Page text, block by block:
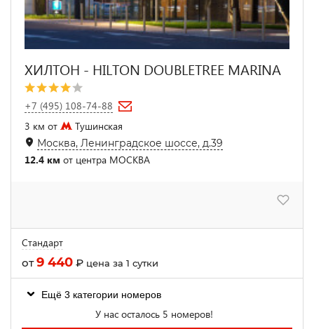
ХИЛТОН - HILTON DOUBLETREE MARINA
+7 (495) 108-74-88
3 км от
Тушинская
Москва, Ленинградское шоссе, д.39
12.4 км от центра МОСКВА
Стандарт
от9 440 ₽ цена за 1 сутки
Ещё 3 категории номеров
У нас осталось 5 номеров!